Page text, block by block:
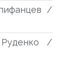
/
/